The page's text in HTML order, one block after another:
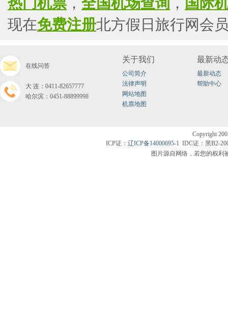
现在免费注册北方假日旅行网会
在线问答
大连：0411-82657777
哈尔滨：0451-88899998
关于我们
公司简介
法律声明
网站地图
机票地图
最新动
最新动态
帮助中心
ICP证： 辽ICP备14000695-1 IDC证：黑B2-
图片源自网络，若您的权利